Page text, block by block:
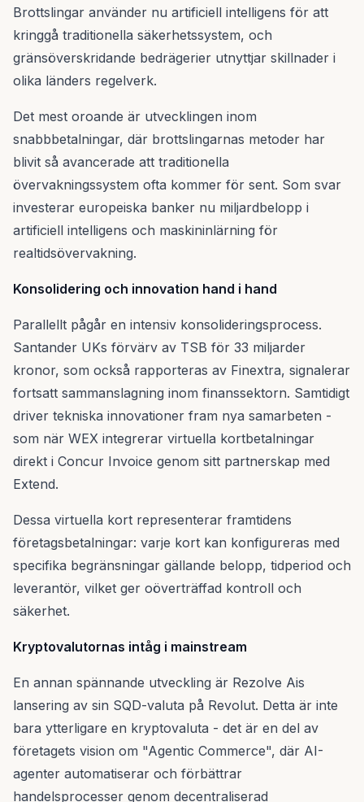
Brottslingar använder nu artificiell intelligens för att
kringgå traditionella säkerhetssystem, och
gränsöverskridande bedrägerier utnyttjar skillnader i
olika länders regelverk.
Det mest oroande är utvecklingen inom
snabbbetalningar, där brottslingarnas metoder har
blivit så avancerade att traditionella
övervakningssystem ofta kommer för sent. Som svar
investerar europeiska banker nu miljardbelopp i
artificiell intelligens och maskininlärning för
realtidsövervakning.
Konsolidering och innovation hand i hand
Parallellt pågår en intensiv konsolideringsprocess.
Santander UKs förvärv av TSB för 33 miljarder
kronor, som också rapporteras av Finextra, signalerar
fortsatt sammanslagning inom finanssektorn. Samtidigt
driver tekniska innovationer fram nya samarbeten -
som när WEX integrerar virtuella kortbetalningar
direkt i Concur Invoice genom sitt partnerskap med
Extend.
Dessa virtuella kort representerar framtidens
företagsbetalningar: varje kort kan konfigureras med
specifika begränsningar gällande belopp, tidperiod och
leverantör, vilket ger oöverträffad kontroll och
säkerhet.
Kryptovalutornas intåg i mainstream
En annan spännande utveckling är Rezolve Ais
lansering av sin SQD-valuta på Revolut. Detta är inte
bara ytterligare en kryptovaluta - det är en del av
företagets vision om "Agentic Commerce", där AI-
agenter automatiserar och förbättrar
handelsprocesser genom decentraliserad